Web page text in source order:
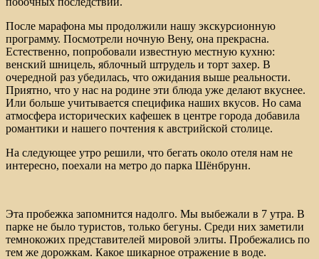
После марафона мы продолжили нашу экскурсионную
программу. Посмотрели ночную Вену, она прекрасна.
Естественно, попробовали известную местную кухню:
венский шницель, яблочный штрудель и торт захер. В
очередной раз убедилась, что ожидания выше реальности.
Приятно, что у нас на родине эти блюда уже делают вкуснее.
Или больше учитывается специфика наших вкусов. Но сама
атмосфера исторических кафешек в центре города добавила
романтики и нашего почтения к австрийской столице.
На следующее утро решили, что бегать около отеля нам не
интересно, поехали на метро до парка Шёнбрунн.
Эта пробежка запомнится надолго. Мы выбежали в 7 утра. В
парке не было туристов, только бегуны. Среди них заметили
темнокожих представителей мировой элиты. Пробежались по
тем же дорожкам. Какое шикарное отражение в воде.